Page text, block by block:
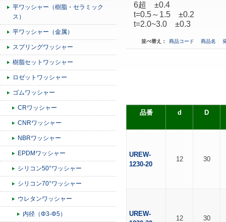
平ワッシャー（樹脂・セラミック
ス）
平ワッシャー（金属）
スプリングワッシャー
樹脂セットワッシャー
ロゼットワッシャー
ゴムワッシャー
CRワッシャー
CNRワッシャー
NBRワッシャー
EPDMワッシャー
シリコン50°ワッシャー
シリコン70°ワッシャー
ウレタンワッシャー
内径（Φ3-Φ5）
6超 ±0.4
t=0.5～1.5 ±0.2
t=2.0~3.0 ±0.3
並べ替え： 商品コード 商品名
品番 d D
UREW-
1230-20
12 30
UREW-
12 30